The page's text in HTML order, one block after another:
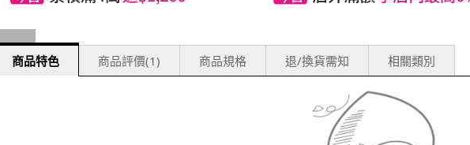
商品特色 商品評價(1) 商品規格 退/換貨需知 相關類別